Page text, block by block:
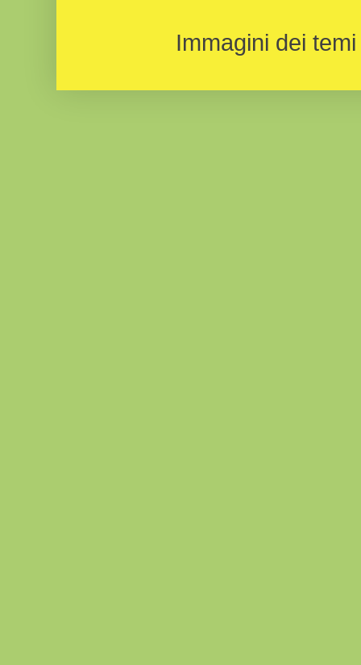
Immagini dei